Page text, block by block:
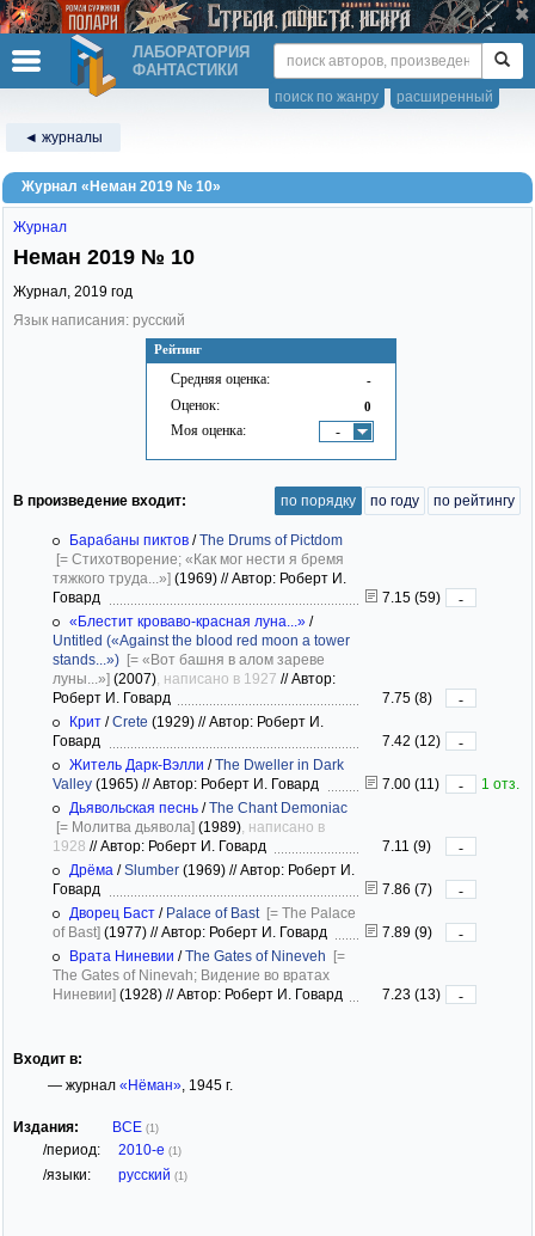
ЛАБОРАТОРИЯ
ФАНТАСТИКИ
расширенный
поиск по жанру
◄ журналы
Журнал «Неман 2019 № 10»
Рейтинг
Средняя оценка: -
Оценок: 0
Моя оценка: -
Журнал
Неман 2019 № 10
Журнал, 2019 год
Язык написания: русский
В произведение входит: по порядку по году по рейтингу
Барабаны пиктов /The Drums of Pictdom
[= Стихотворение; «Как мог нести я бремя
тяжкого труда...»] (1969) //Автор: Роберт И.
Говард
7.15 (59)
-
«Блестит кроваво-красная луна...» /
Untitled («Against the blood red moon a tower
stands...») [= «Вот башня в алом зареве
луны...»] (2007) , написано в 1927 //Автор:
Роберт И. Говард
7.75 (8)
-
Крит /Crete (1929) //Автор: Роберт И.
Говард
7.42 (12)
-
Житель Дарк-Вэлли /The Dweller in Dark
Valley (1965) //Автор: Роберт И. Говард 7.00 (11) -
1 отз.
Дьявольская песнь /The Chant Demoniac
[= Молитва дьявола] (1989) , написано в
1928 //Автор: Роберт И. Говард 7.11 (9)
-
Дрёма /Slumber (1969) //Автор: Роберт И.
Говард
7.86 (7)
-
Дворец Баст / Palace of Bast [= The Palace
of Bast] (1977) //Автор: Роберт И. Говард 7.89 (9)
-
Врата Ниневии /The Gates of Nineveh [=
The Gates of Ninevah; Видение во вратах
Ниневии] (1928) //Автор: Роберт И. Говард 7.23 (13) -
Входит в:
— журнал «Нёман», 1945 г.
Издания: ВСЕ (1)
/период: 2010-е (1)
/языки: русский (1)